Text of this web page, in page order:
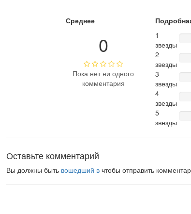
Среднее
0
Пока нет ни одного
комментария
1
звезды
2
звезды
3
звезды
4
звезды
5
звезды
Оставьте комментарий
Вы должны быть вошедший в чтобы отправить